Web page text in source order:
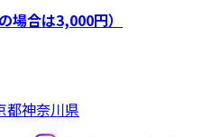
場合は3,000円）
都神奈川県